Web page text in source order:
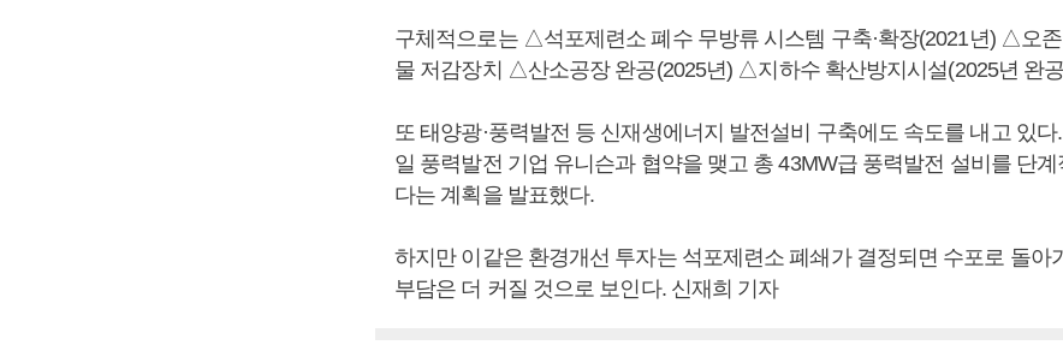
구체적으로는 △석포제련소 폐수 무방류 시스템 구축·확장(2021년) △오
물 저감장치 △산소공장 완공(2025년) △지하수 확산방지시설(2025년 완
또 태양광·풍력발전 등 신재생에너지 발전설비 구축에도 속도를 내고 있
일 풍력발전 기업 유니슨과 협약을 맺고 총 43MW급 풍력발전 설비를 단
다는 계획을 발표했다.
하지만 이같은 환경개선 투자는 석포제련소 폐쇄가 결정되면 수포로 돌아
부담은 더 커질 것으로 보인다. 신재희 기자